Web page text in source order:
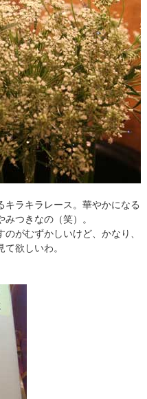
キラキラレース。華やかになる
つきなの（笑）。
がむずかしいけど、かなり、
欲しいわ。